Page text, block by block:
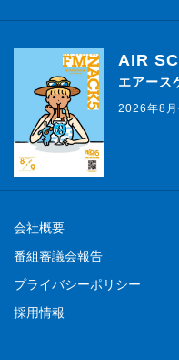
AIR
エアース
2026年8月
会社概要
番組審議会報告
プライバシーポリシー
採用情報